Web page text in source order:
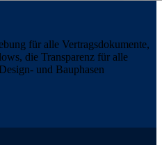
für alle Vertragsdokumente,
die Transparenz für alle
und Bauphasen